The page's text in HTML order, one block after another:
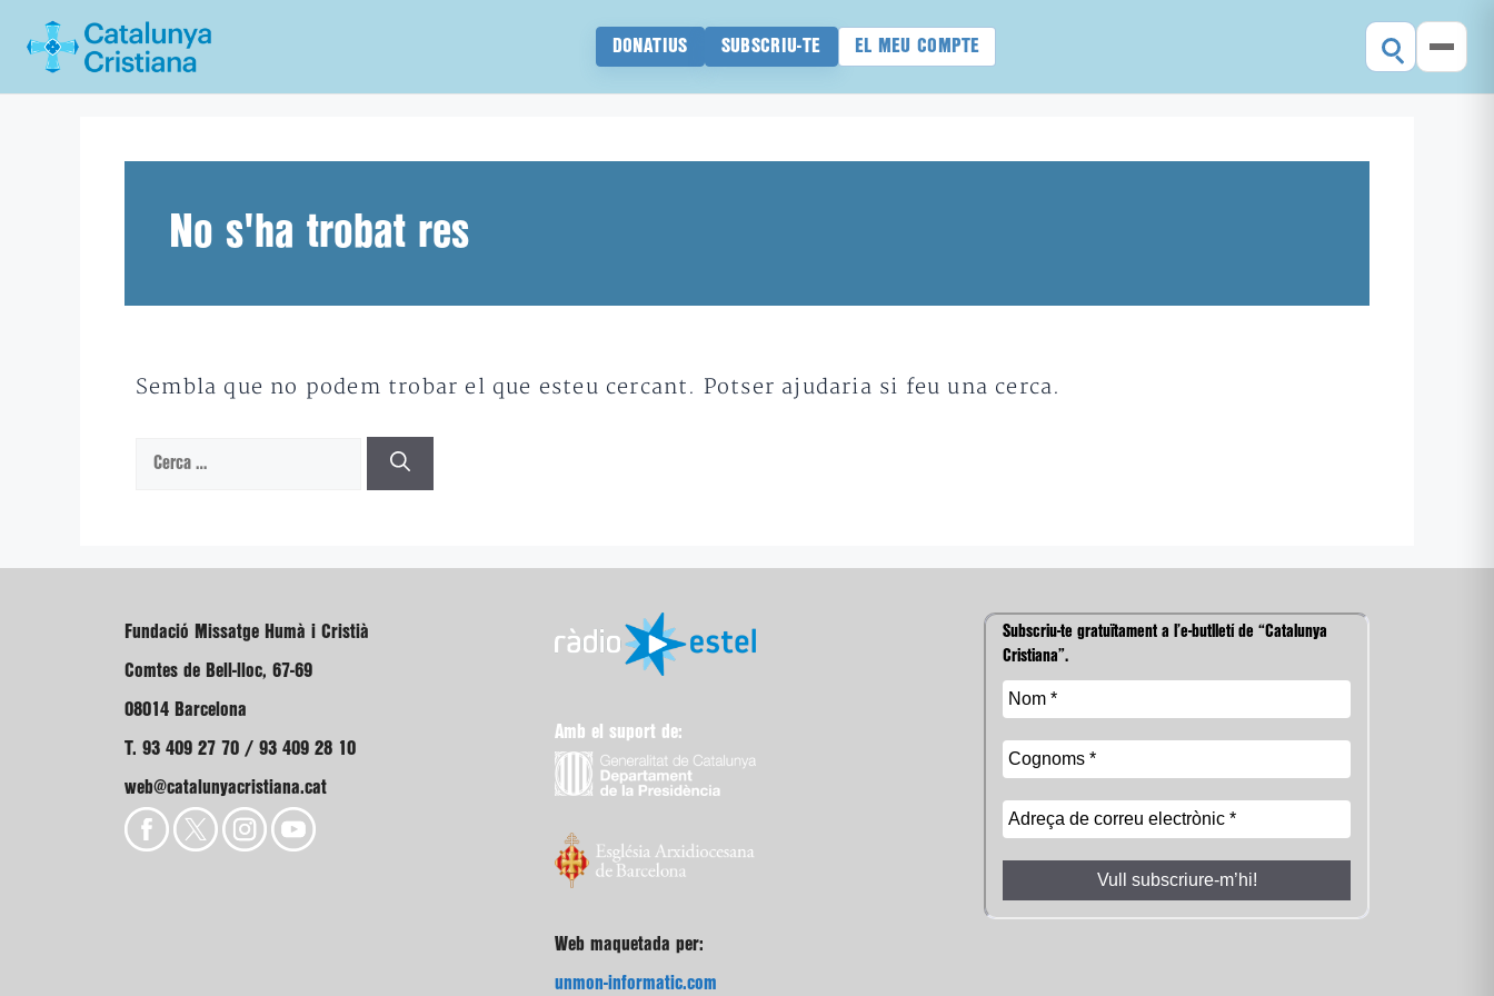
DONATIUS SUBSCRIU-TE EL MEU COMPTE
No s'ha trobat res
Sembla que no podem trobar el que esteu cercant. Potser ajudaria si feu una cerca.
Cerca:
Fundació Missatge Humà i Cristià
Comtes de Bell-lloc, 67-69
08014 Barcelona
T. 93 409 27 70 / 93 409 28 10
web@catalunyacristiana.cat
Amb el suport de:
Web maquetada per:
unmon-informatic.com
Subscriu-te gratuïtament a l’e-butlletí de “Catalunya
Cristiana”.